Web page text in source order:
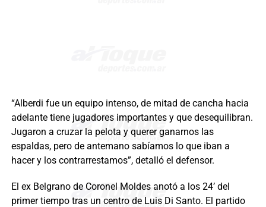
“Alberdi fue un equipo intenso, de mitad de cancha hacia
adelante tiene jugadores importantes y que desequilibran.
Jugaron a cruzar la pelota y querer ganarnos las
espaldas, pero de antemano sabíamos lo que iban a
hacer y los contrarrestamos”, detalló el defensor.
El ex Belgrano de Coronel Moldes anotó a los 24’ del
primer tiempo tras un centro de Luis Di Santo. El partido